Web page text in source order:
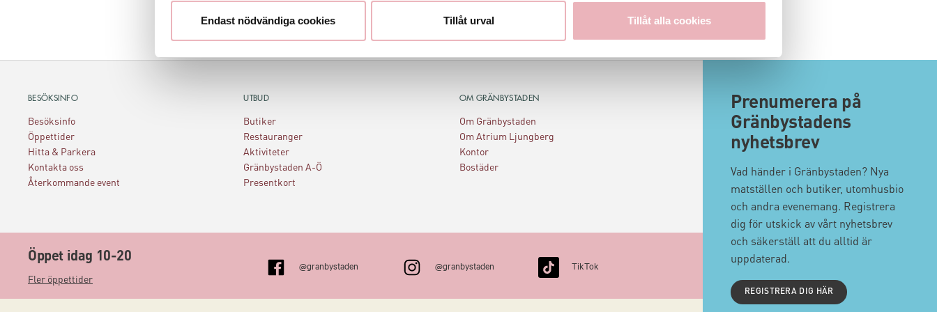
Endast nödvändiga cookies Tillåt urval Tillåt alla cookies
BESÖKSINFO
Besöksinfo
Öppettider
Hitta & Parkera
Kontakta oss
Återkommande event
UTBUD
Butiker
Restauranger
Aktiviteter
Gränbystaden A-Ö
Presentkort
OM GRÄNBYSTADEN
Om Gränbystaden
Om Atrium Ljungberg
Kontor
Bostäder
Öppet idag 10-20
Fler öppettider
@granbystaden @granbystaden TikTok
Prenumerera på
Gränbystadens
nyhetsbrev
Vad händer i Gränbystaden? Nya
matställen och butiker, utomhusbio
och andra evenemang. Registrera
dig för utskick av vårt nyhetsbrev
och säkerställ att du alltid är
uppdaterad.
REGISTRERA DIG HÄR